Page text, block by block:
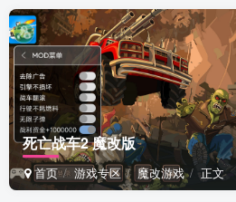
死亡战车2 魔改版
首页 游戏专区 魔改游戏 正文